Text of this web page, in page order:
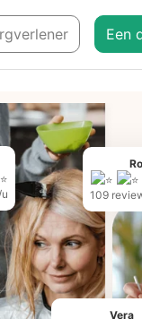
Een
Vera
109